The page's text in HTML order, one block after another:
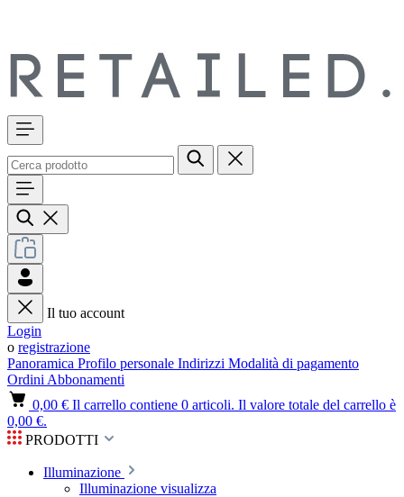
Il tuo account
Login
o registrazione
Panoramica Profilo personale Indirizzi Modalità di pagamento
Ordini Abbonamenti
0,00 € Il carrello contiene 0 articoli. Il valore totale del carrello è
0,00 €.
PRODOTTI
Illuminazione
Illuminazione visualizza